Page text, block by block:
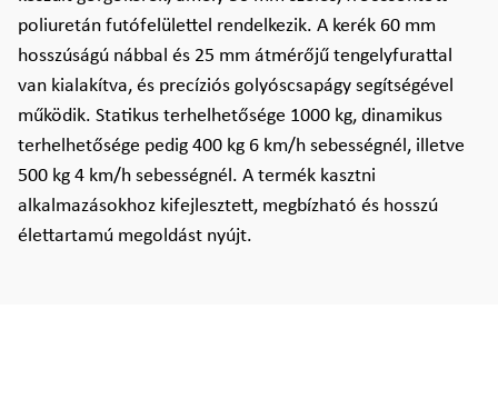
poliuretán futófelülettel rendelkezik. A kerék 60 mm
hosszúságú nábbal és 25 mm átmérőjű tengelyfurattal
van kialakítva, és precíziós golyóscsapágy segítségével
működik. Statikus terhelhetősége 1000 kg, dinamikus
terhelhetősége pedig 400 kg 6 km/h sebességnél, illetve
500 kg 4 km/h sebességnél. A termék kasztni
alkalmazásokhoz kifejlesztett, megbízható és hosszú
élettartamú megoldást nyújt.